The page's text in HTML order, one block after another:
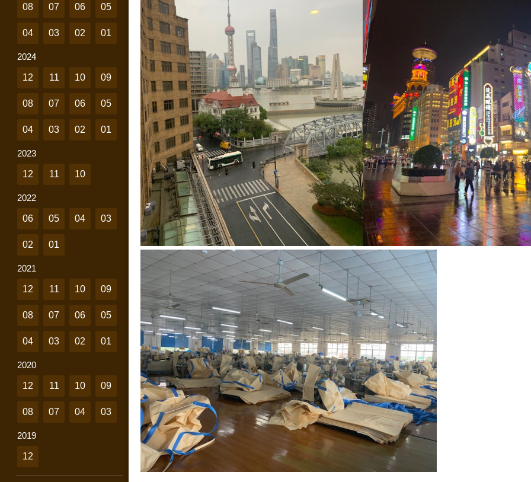
08 07 06 05
04 03 02 01
2024
12 11 10 09
08 07 06 05
04 03 02 01
2023
12 11 10
2022
06 05 04 03
02 01
2021
12 11 10 09
08 07 06 05
04 03 02 01
2020
12 11 10 09
08 07 04 03
2019
12